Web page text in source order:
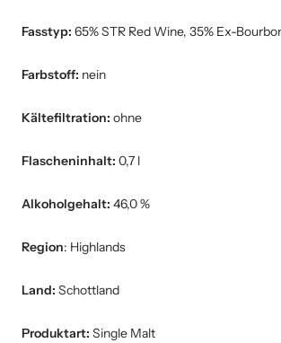
Fasstyp: 65% STR Red Wine, 35% Ex-
Farbstoff: nein
Kältefiltration: ohne
Flascheninhalt: 0,7 l
Alkoholgehalt: 46,0 %
Region: Highlands
Land: Schottland
Produktart: Single Malt